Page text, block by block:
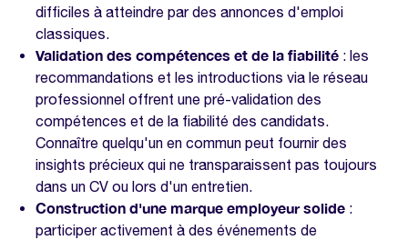
difficiles à atteindre par des annonces d'emploi
classiques.
Validation des compétences et de la fiabilité : les
recommandations et les introductions via le réseau
professionnel offrent une pré-validation des
compétences et de la fiabilité des candidats.
Connaître quelqu'un en commun peut fournir des
insights précieux qui ne transparaissent pas toujours
dans un CV ou lors d'un entretien.
Construction d'une marque employeur solide :
participer activement à des événements de